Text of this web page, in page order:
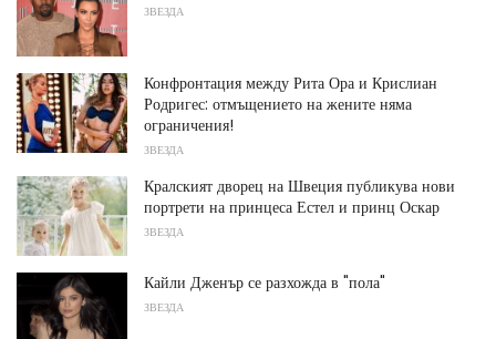
ЗВЕЗДА
Конфронтация между Рита Ора и Крислиан
Родригес: отмъщението на жените няма
ограничения!
ЗВЕЗДА
Кралският дворец на Швеция публикува нови
портрети на принцеса Естел и принц Оскар
ЗВЕЗДА
Кайли Дженър се разхожда в "пола"
ЗВЕЗДА